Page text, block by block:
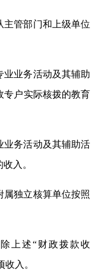
主管部门和上级单位
业业务活动及其辅助
专户实际核拨的教育
业务活动及其辅助活
入。
属独立核算单位按照
上述“财政拨款收
收入。